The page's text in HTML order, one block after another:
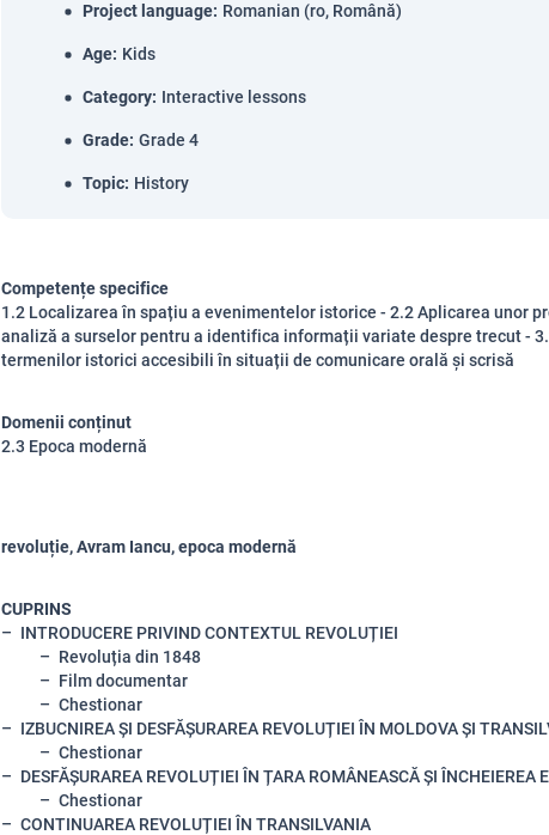
Project language: Romanian (ro, Română)
Age: Kids
Category: Interactive lessons
Grade: Grade 4
Topic: History
Competențe specifice
1.2 Localizarea în spațiu a evenimentelor istorice - 2.2 Aplicarea unor
analiză a surselor pentru a identifica informații variate despre trecut -
termenilor istorici accesibili în situații de comunicare orală și scrisă
Domenii conținut
2.3 Epoca modernă
revoluție, Avram Iancu, epoca modernă
CUPRINS
INTRODUCERE PRIVIND CONTEXTUL REVOLUȚIEI
Revoluția din 1848
Film documentar
Chestionar
IZBUCNIREA ȘI DESFĂȘURAREA REVOLUȚIEI ÎN MOLDOVA ȘI
Chestionar
DESFĂȘURAREA REVOLUȚIEI ÎN ȚARA ROMÂNEASCĂ ȘI ÎNCHEIEREA
Chestionar
CONTINUAREA REVOLUȚIEI ÎN TRANSILVANIA